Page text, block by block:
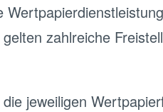
zahlreiche
jeweiligen